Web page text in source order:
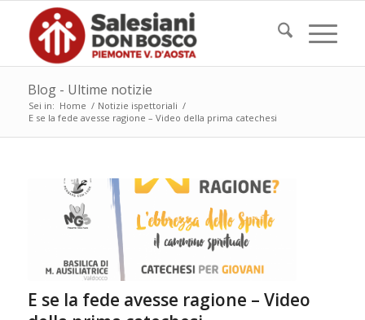
Blog - Ultime notizie
Sei in: Home / Notizie ispettoriali /
E se la fede avesse ragione – Video della prima catechesi
E se la fede avesse ragione – Video